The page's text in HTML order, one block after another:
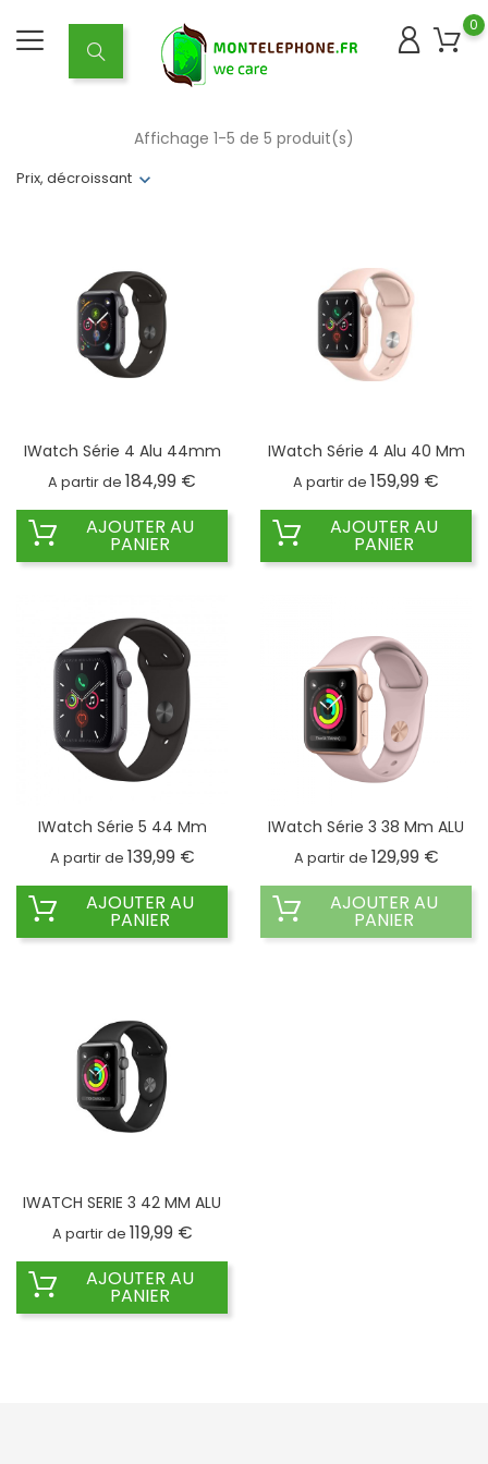
0
Prix, décroissant
Affichage 1-5 de 5 produit(s)
IWatch Série 4 Alu 44mm
A partir de 184,99 €
AJOUTER AU
PANIER
IWatch Série 4 Alu 40 Mm
A partir de 159,99 €
AJOUTER AU
PANIER
IWatch Série 5 44 Mm
A partir de 139,99 €Prix
AJOUTER AU
PANIER
IWatch Série 3 38 Mm ALU
A partir de 129,99 €Prix
AJOUTER AU
PANIER
IWATCH SERIE 3 42 MM ALU
A partir de 119,99 €Prix
AJOUTER AU
PANIER